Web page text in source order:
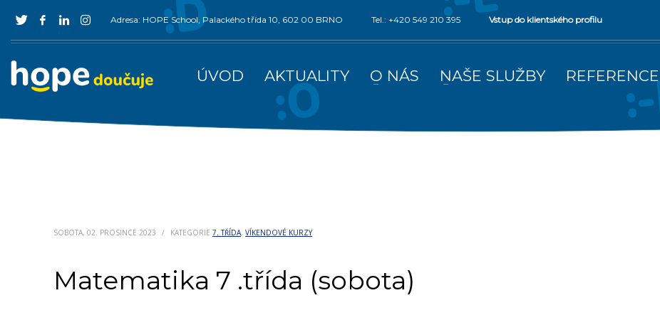
Adresa: HOPE School, Palackého třída 10, 602 00 BRNO Tel.: +420 549 210 395 Vstup do klientského profilu
ÚVOD AKTUALITY O NÁS NAŠE SLUŽBY REFERENCE
SOBOTA, 02. PROSINCE 2023 / KATEGORIE 7. TŘÍDA, VÍKENDOVÉ KURZY
Matematika 7 .třída (sobota)